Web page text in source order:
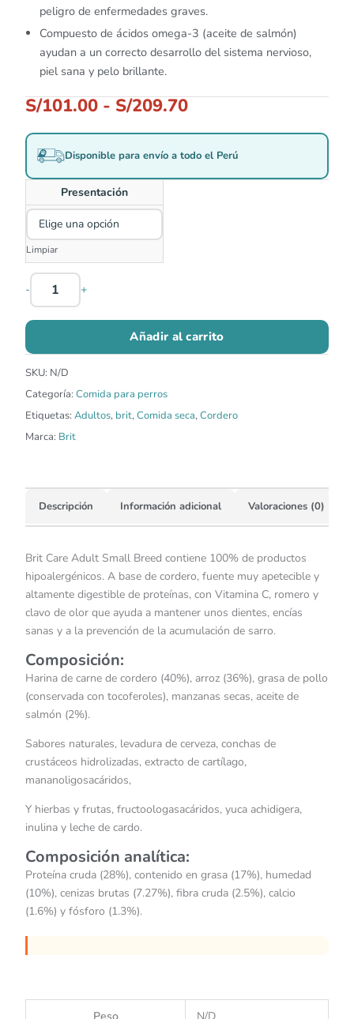
peligro de enfermedades graves.
Compuesto de ácidos omega-3 (aceite de salmón)
ayudan a un correcto desarrollo del sistema nervioso,
piel sana y pelo brillante.
S/101.00 - S/209.70
Disponible para envío a todo el Perú
Presentación
Limpiar
- +
Añadir al carrito
SKU: N/D
Categoría: Comida para perros
Etiquetas: Adultos, brit,Comida seca,Cordero
Marca: Brit
Descripción Información adicional Valoraciones (0)
Brit Care Adult Small Breed contiene 100% de productos
hipoalergénicos. A base de cordero, fuente muy apetecible y
altamente digestible de proteínas, con Vitamina C, romero y
clavo de olor que ayuda a mantener unos dientes, encías
sanas y a la prevención de la acumulación de sarro.
Composición:
Harina de carne de cordero (40%), arroz (36%), grasa de pollo
(conservada con tocoferoles), manzanas secas, aceite de
salmón (2%).
Sabores naturales, levadura de cerveza, conchas de
crustáceos hidrolizadas, extracto de cartílago,
mananoligosacáridos,
Y hierbas y frutas, fructoologasacáridos, yuca achidigera,
inulina y leche de cardo.
Composición analítica:
Proteína cruda (28%), contenido en grasa (17%), humedad
(10%), cenizas brutas (7.27%), fibra cruda (2.5%), calcio
(1.6%) y fósforo (1.3%).
Peso N/D